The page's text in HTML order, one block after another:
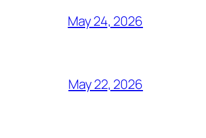
May 24, 2026
May 22, 2026